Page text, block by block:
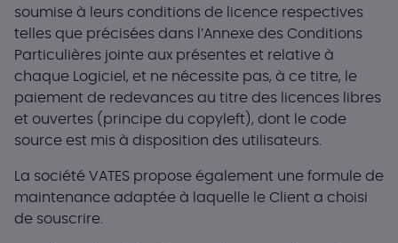
soumise à leurs conditions de licence respectives
telles que précisées dans l’Annexe des Conditions
Particulières jointe aux présentes et relative à
chaque Logiciel, et ne nécessite pas, à ce titre, le
paiement de redevances au titre des licences libres
et ouvertes (principe du copyleft), dont le code
source est mis à disposition des utilisateurs.
La société VATES propose également une formule de
maintenance adaptée à laquelle le Client a choisi
de souscrire.